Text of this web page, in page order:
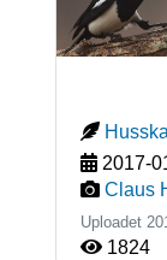
2017-
Claus
Uploadet
1824